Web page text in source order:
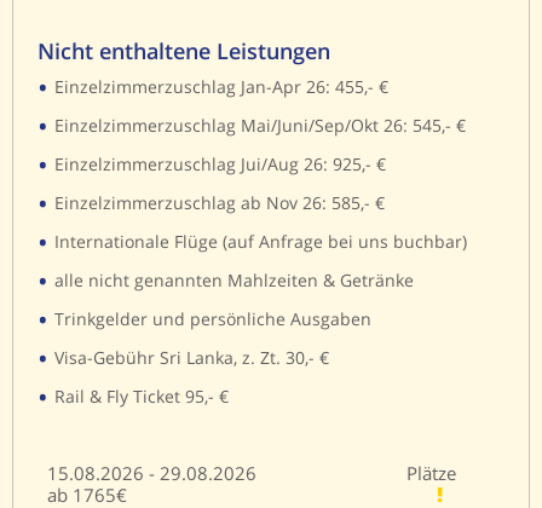
Nicht enthaltene Leistungen
• Einzelzimmerzuschlag Jan-Apr 26: 455,- €
• Einzelzimmerzuschlag Mai/Juni/Sep/Okt 26: 545,- €
• Einzelzimmerzuschlag Jui/Aug 26: 925,- €
• Einzelzimmerzuschlag ab Nov 26: 585,- €
• Internationale Flüge (auf Anfrage bei uns buchbar)
• alle nicht genannten Mahlzeiten & Getränke
• Trinkgelder und persönliche Ausgaben
• Visa-Gebühr Sri Lanka, z. Zt. 30,- €
• Rail & Fly Ticket 95,- €
15.08.2026 - 29.08.2026
Plätze
ab 1765€